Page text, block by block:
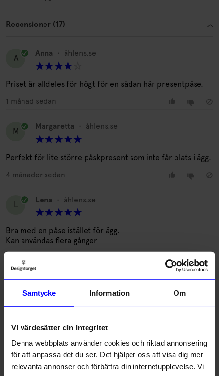
Samtycke Information Om
Vi värdesätter din integritet
Denna webbplats använder cookies och riktad annonsering
för att anpassa det du ser. Det hjälper oss att visa dig mer
relevanta annonser och förbättra din internetupplevelse. Vi
Recensioner (17)
A
Anna • åhlens.se
Priset är alldeles för högt för en sådan här presentpåse.
1 månad sedan
M
Margaretta • åhlens.se
Perfekt för lite större påskpresent som inte får plats i ägg.
4 månader sedan
L
Lena • åhlens.se
Bra med en påse istället för ägg.
Kan användas flera gånger
Sigrid • åhlens.se
M
Mathilda • åhlens.se